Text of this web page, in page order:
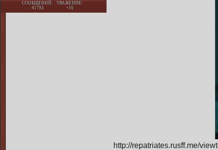
СООБЩЕНИЙ:
41793
УВАЖЕНИЕ:
+10
http://repatriates.rusff.me/